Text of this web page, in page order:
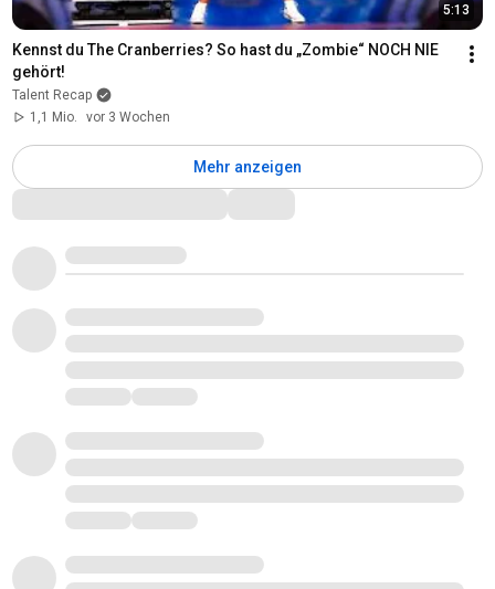
5:13
Kennst du The Cranberries? So hast du „Zombie“ NOCH NIE
gehört!
Talent Recap
1,1 Mio.
vor 3 Wochen
Mehr anzeigen